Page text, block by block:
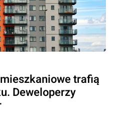
trafią
Deweloperzy